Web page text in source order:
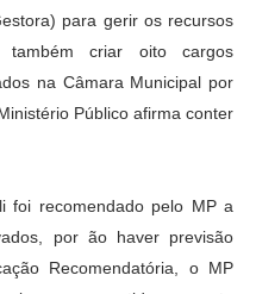
para gerir os recursos
criar oito cargos
na Câmara Municipal por
Público afirma conter
foi recomendado pelo MP a
por ão haver previsão
Recomendatória, o MP